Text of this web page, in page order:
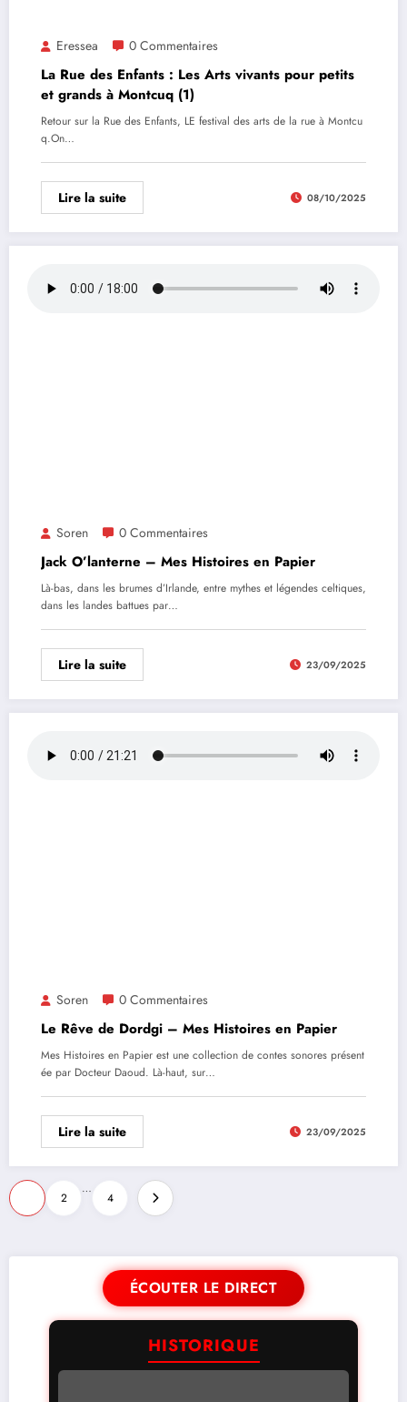
Eressea 0 Commentaires
La Rue des Enfants : Les Arts vivants pour petits
et grands à Montcuq (1)
Retour sur la Rue des Enfants, LE festival des arts de la rue à Montcu
q.On…
Lire la suite 08/10/2025
Soren 0 Commentaires
Jack O’lanterne – Mes Histoires en Papier
Là-bas, dans les brumes d’Irlande, entre mythes et légendes celtiques,
dans les landes battues par…
Lire la suite 23/09/2025
Soren 0 Commentaires
Le Rêve de Dordgi – Mes Histoires en Papier
Mes Histoires en Papier est une collection de contes sonores présent
ée par Docteur Daoud. Là-haut, sur…
Lire la suite 23/09/2025
2
…
4
ÉCOUTER LE DIRECT
HISTORIQUE